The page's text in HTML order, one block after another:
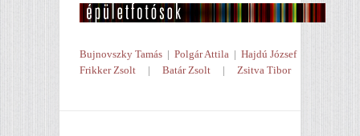
Bujnovszky Tamás | Polgár Attila | Hajdú József
Frikker Zsolt | Batár Zsolt | Zsitva Tibor